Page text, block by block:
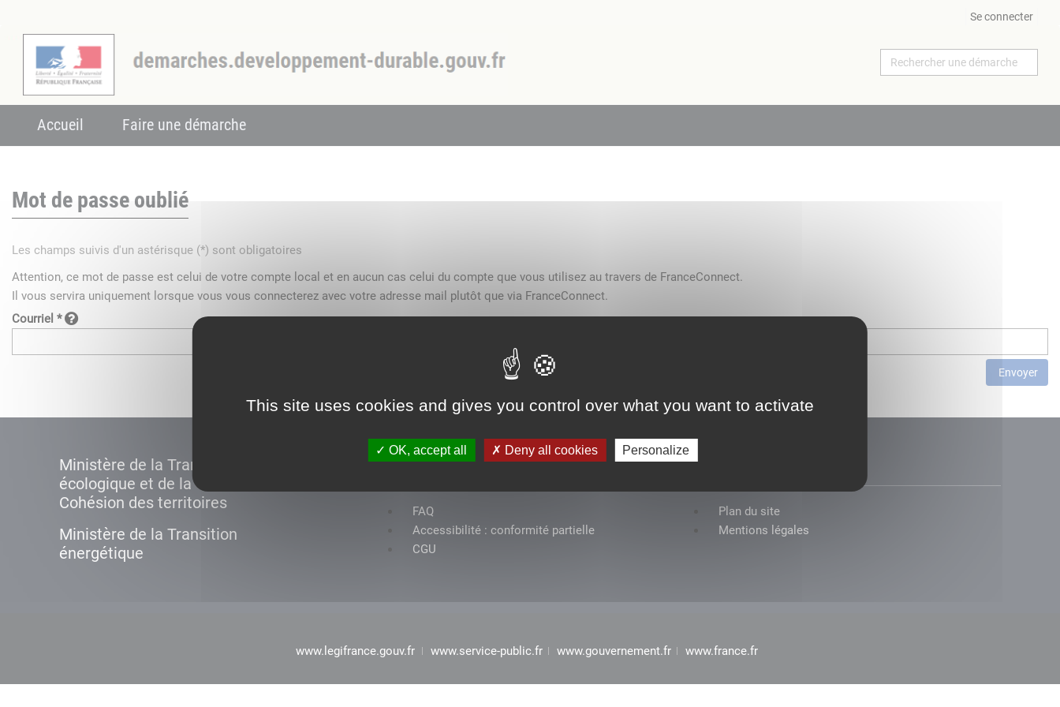
This site uses cookies and gives you control over what you want to activate
OK, accept all Deny all cookies Personalize
Se connecter
Accueil Faire une démarche
Mot de passe oublié
Les champs suivis d'un astérisque (*) sont obligatoires
Attention, ce mot de passe est celui de votre compte local et en aucun cas celui du compte que vous utilisez au travers de FranceConnect.
Il vous servira uniquement lorsque vous vous connecterez avec votre adresse mail plutôt que via FranceConnect.
Courriel *
Envoyer
Ministère de la Transition
écologique et de la
Cohésion des territoires
Ministère de la Transition
énergétique
FAQ
Plan du site
Accessibilité : conformité partielle
Mentions légales
CGU
www.legifrance.gouv.fr www.service-public.fr www.gouvernement.fr www.france.fr